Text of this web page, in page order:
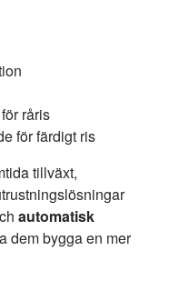
råris
för färdigt ris
tillväxt,
automatisk
dem bygga en mer